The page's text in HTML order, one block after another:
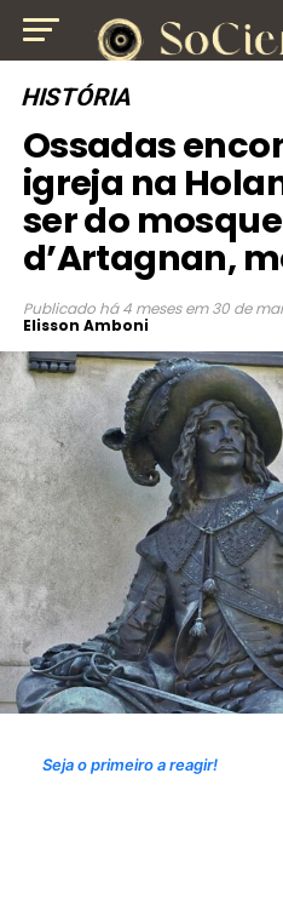
HISTÓRIA
Ossadas
igreja na
ser do
d’Artagnan,
Publicado há 4 meses em 30 de
Elisson Amboni
Seja o primeiro a reagir!